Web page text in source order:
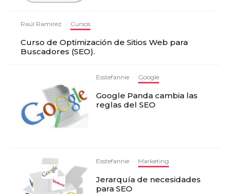
Raúl Ramírez · Cursos
Curso de Optimización de Sitios Web para
Buscadores (SEO).
Esstefannie · Google
Google Panda cambia las
reglas del SEO
Esstefannie · Marketing
Jerarquía de necesidades
para SEO